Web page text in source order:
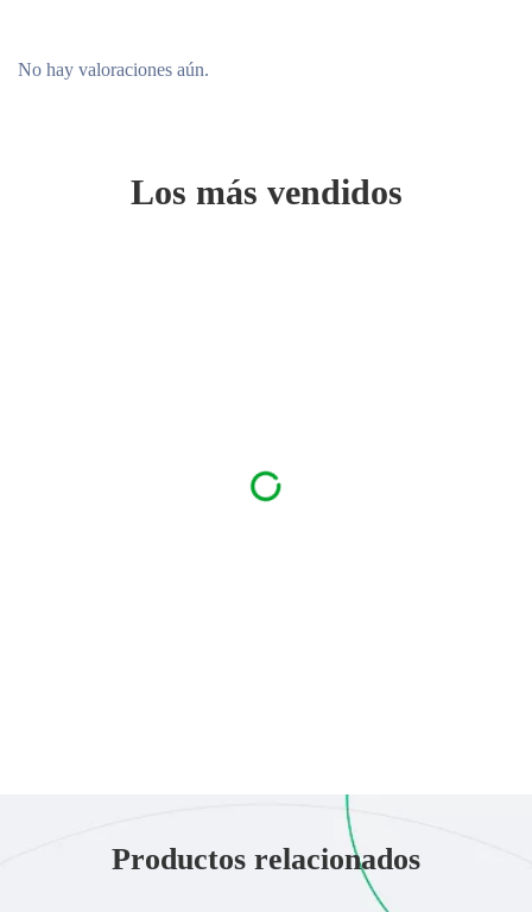
No hay valoraciones aún.
Los más vendidos
Productos relacionados